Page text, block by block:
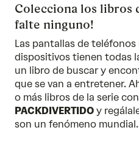
Colecciona los libros
falte ninguno!
Las pantallas de
dispositivos tienen todas
un libro de buscar y
que se van a entretener.
o más libros de la serie
PACKDIVERTIDO y
son un fenómeno mundial.